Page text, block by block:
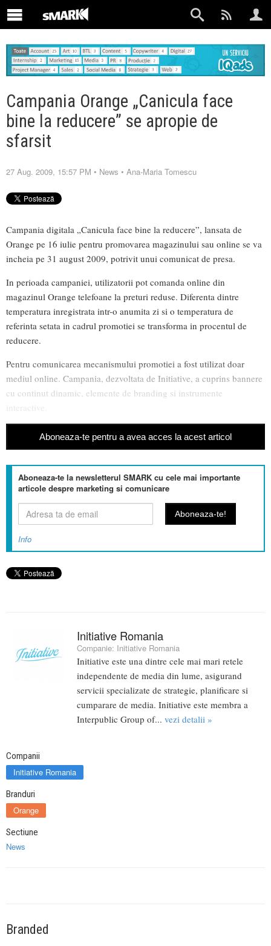
Campania Orange „Canicula face
bine la reducere” se apropie de
sfarsit
27 Aug. 2009, 15:57 PM • News • Ana-Maria Tomescu
Campania digitala „Canicula face bine la reducere”, lansata de
Orange pe 16 iulie pentru promovarea magazinului sau online se va
incheia pe 31 august 2009, potrivit unui comunicat de presa.
In perioada campaniei, utilizatorii pot comanda online din
magazinul Orange telefoane la preturi reduse. Diferenta dintre
temperatura inregistrata intr-o anumita zi si o temperatura de
referinta setata in cadrul promotiei se transforma in procentul de
reducere.
Pentru comunicarea mecanismului promotiei a fost utilizat doar
mediul online. Campania, dezvoltata de Initiative, a cuprins bannere
cu continut dinamic, elemente de branding si instrumente
interactive.
Aboneaza-te pentru a avea acces la acest articol
Aboneaza-te la newsletterul SMARK cu cele mai importante
articole despre marketing si comunicare
Info
Initiative Romania
Companie: Initiative Romania
Initiative este una dintre cele mai mari retele
independente de media din lume, asigurand
servicii specializate de strategie, planificare si
cumparare de media. Initiative este membra a
Interpublic Group of... vezi detalii »
Companii
Initiative Romania
Branduri
Orange
Sectiune
News
Branded